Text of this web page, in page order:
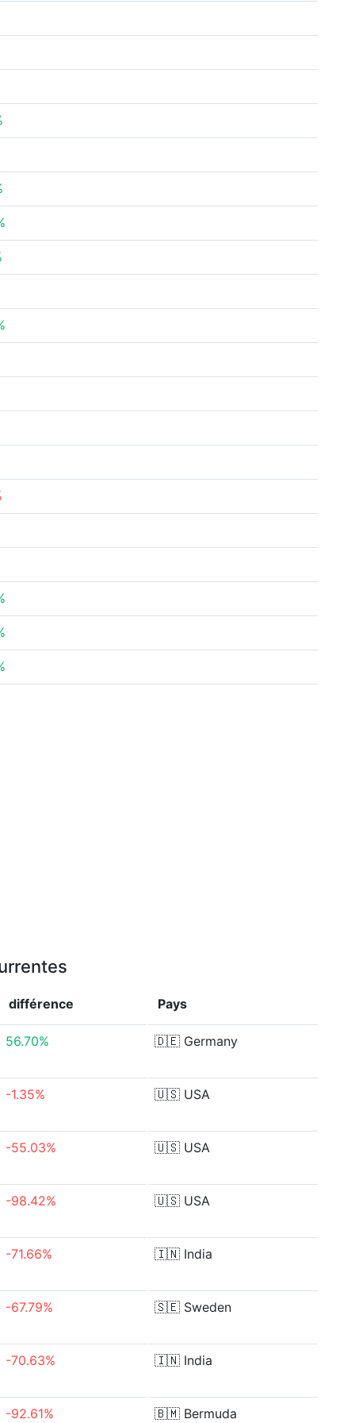
différence Pays
56.70% 🇩🇪 Germany
-1.35% 🇺🇸 USA
-55.03% 🇺🇸 USA
-98.42% 🇺🇸 USA
-71.66% 🇮🇳 India
-67.79% 🇸🇪 Sweden
-70.63% 🇮🇳 India
-92.61% 🇧🇲 Bermuda